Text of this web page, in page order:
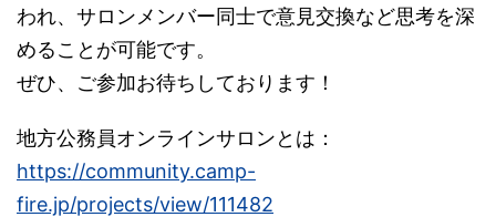
われ、サロンメンバー同士で意見交換など思考を深
めることが可能です。
ぜひ、ご参加お待ちしております！
地方公務員オンラインサロンとは：
https://community.camp-
fire.jp/projects/view/111482